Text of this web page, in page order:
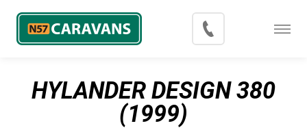
HYLANDER DESIGN 380
(1999)
Menu
Inkoop